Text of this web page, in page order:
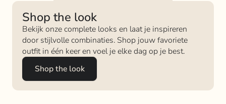
Shop the look
Bekijk onze complete looks en laat je inspireren
door stijlvolle combinaties. Shop jouw favoriete
outfit in één keer en voel je elke dag op je best.
Shop the look